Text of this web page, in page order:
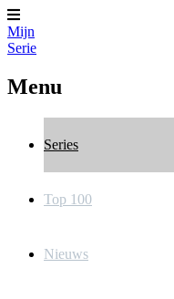
Mijn
Serie
Menu
Series
Top 100
Nieuws